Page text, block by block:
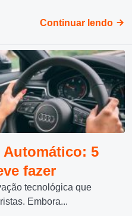
Continuar lendo
5
fazer
tecnológica que
Embora...